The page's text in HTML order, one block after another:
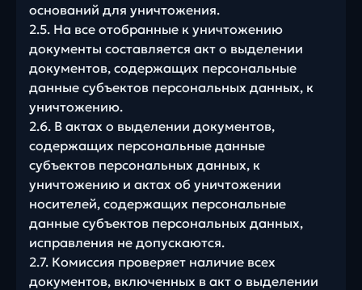
оснований для уничтожения.
2.5. На все отобранные к уничтожению
документы составляется акт о выделении
документов, содержащих персональные
данные субъектов персональных данных, к
уничтожению.
2.6. В актах о выделении документов,
содержащих персональные данные
субъектов персональных данных, к
уничтожению и актах об уничтожении
носителей, содержащих персональные
данные субъектов персональных данных,
исправления не допускаются.
2.7. Комиссия проверяет наличие всех
документов, включенных в акт о выделении